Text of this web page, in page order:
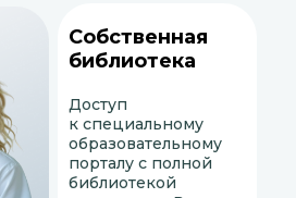
Собственная
библиотека
Доступ
к специальному
образовательному
порталу с полной
библиотекой